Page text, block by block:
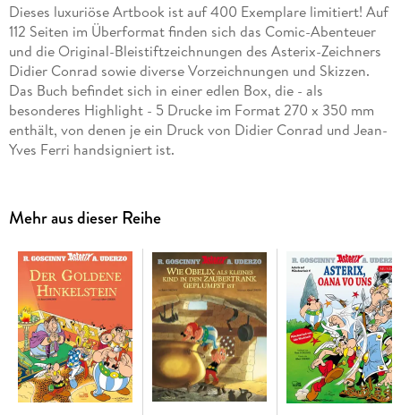
Dieses luxuriöse Artbook ist auf 400 Exemplare limitiert! Auf
112 Seiten im Überformat finden sich das Comic-Abenteuer
und die Original-Bleistiftzeichnungen des Asterix-Zeichners
Didier Conrad sowie diverse Vorzeichnungen und Skizzen.
Das Buch befindet sich in einer edlen Box, die - als
besonderes Highlight - 5 Drucke im Format 270 x 350 mm
enthält, von denen je ein Druck von Didier Conrad und Jean-
Yves Ferri handsigniert ist.
Mehr aus dieser Reihe